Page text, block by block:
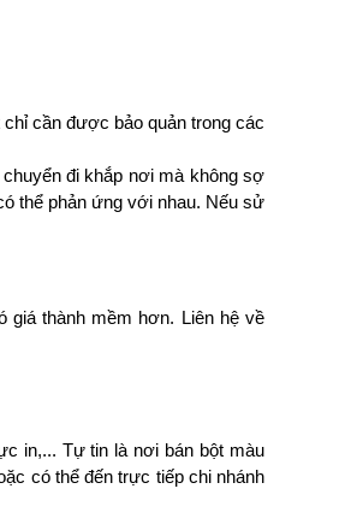
cần được bảo quản trong các
đi khắp nơi mà không sợ
thể phản ứng với nhau. Nếu sử
giá thành mềm hơn. Liên hệ về
in,... Tự tin là nơi bán bột màu
có thể đến trực tiếp chi nhánh